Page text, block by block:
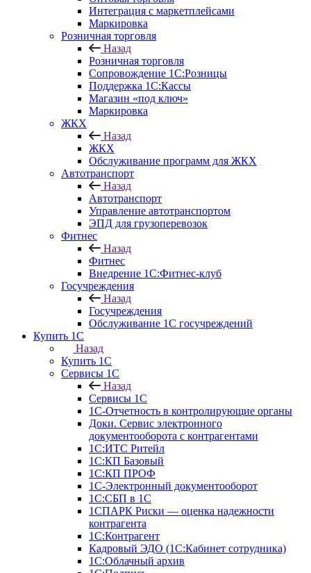
Интеграция с маркетплейсами
Маркировка
Розничная торговля
Назад
Розничная торговля
Сопровождение 1С:Розницы
Поддержка 1С:Кассы
Магазин «под ключ»
Маркировка
ЖКХ
Назад
ЖКХ
Обслуживание программ для ЖКХ
Автотранспорт
Назад
Автотранспорт
Управление автотранспортом
ЭПД для грузоперевозок
Фитнес
Назад
Фитнес
Внедрение 1С:Фитнес-клуб
Госучреждения
Назад
Госучреждения
Обслуживание 1С госучреждений
Купить 1С
Назад
Купить 1С
Сервисы 1С
Назад
Сервисы 1С
1С-Отчетность в контролирующие органы
Доки. Сервис электронного
документооборота с контрагентами
1С:ИТС Ритейл
1С:КП Базовый
1С:КП ПРОФ
1С-Электронный документооборот
1С:СБП в 1С
1СПАРК Риски — оценка надежности
контрагента
1С:Контрагент
Кадровый ЭДО (1С:Кабинет сотрудника)
1С:Облачный архив